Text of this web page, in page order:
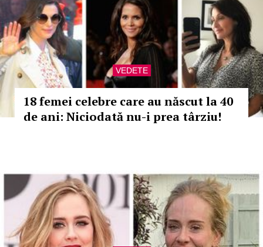
VEDETE
18 femei celebre care au născut la 40
de ani: Niciodată nu-i prea târziu!